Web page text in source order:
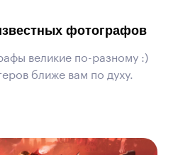
фотографов
великие по-разному :)
ближе вам по духу.